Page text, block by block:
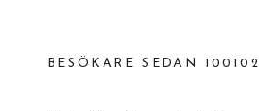
BESÖKARE SEDAN 100102